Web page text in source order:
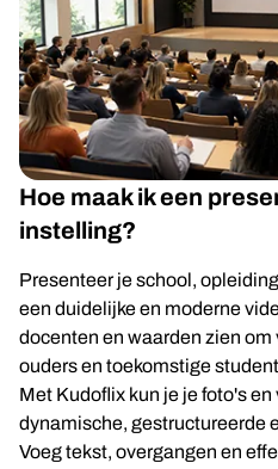
Hoe maak ik een
instelling?
Presenteer je school,
een duidelijke en moderne
docenten en waarden zien
ouders en toekomstige
Met Kudoflix kun je je foto's
dynamische, gestructureerde
Voeg tekst, overgangen en